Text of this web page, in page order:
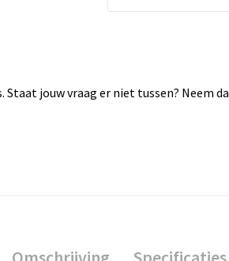
jouw vraag er niet tussen? Neem